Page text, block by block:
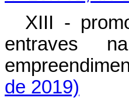
XIII -
entraves
de 2019)